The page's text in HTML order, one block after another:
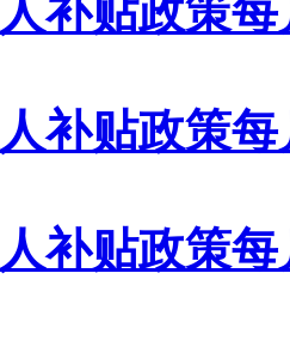
补贴政策
补贴政策
补贴政策